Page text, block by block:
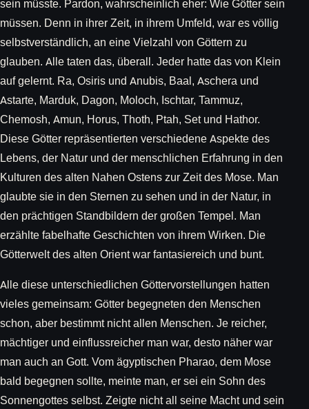
sein müsste. Pardon, wahrscheinlich eher: Wie Götter sein
müssen. Denn in ihrer Zeit, in ihrem Umfeld, war es völlig
selbstverständlich, an eine Vielzahl von Göttern zu
glauben. Alle taten das, überall. Jeder hatte das von Klein
auf gelernt. Ra, Osiris und Anubis, Baal, Aschera und
Astarte, Marduk, Dagon, Moloch, Ischtar, Tammuz,
Chemosh, Amun, Horus, Thoth, Ptah, Set und Hathor.
Diese Götter repräsentierten verschiedene Aspekte des
Lebens, der Natur und der menschlichen Erfahrung in den
Kulturen des alten Nahen Ostens zur Zeit des Mose. Man
glaubte sie in den Sternen zu sehen und in der Natur, in
den prächtigen Standbildern der großen Tempel. Man
erzählte fabelhafte Geschichten von ihrem Wirken. Die
Götterwelt des alten Orient war fantasiereich und bunt.
Alle diese unterschiedlichen Göttervorstellungen hatten
vieles gemeinsam: Götter begegneten den Menschen
schon, aber bestimmt nicht allen Menschen. Je reicher,
mächtiger und einflussreicher man war, desto näher war
man auch an Gott. Vom ägyptischen Pharao, dem Mose
bald begegnen sollte, meinte man, er sei ein Sohn des
Sonnengottes selbst. Zeigte nicht all seine Macht und sein